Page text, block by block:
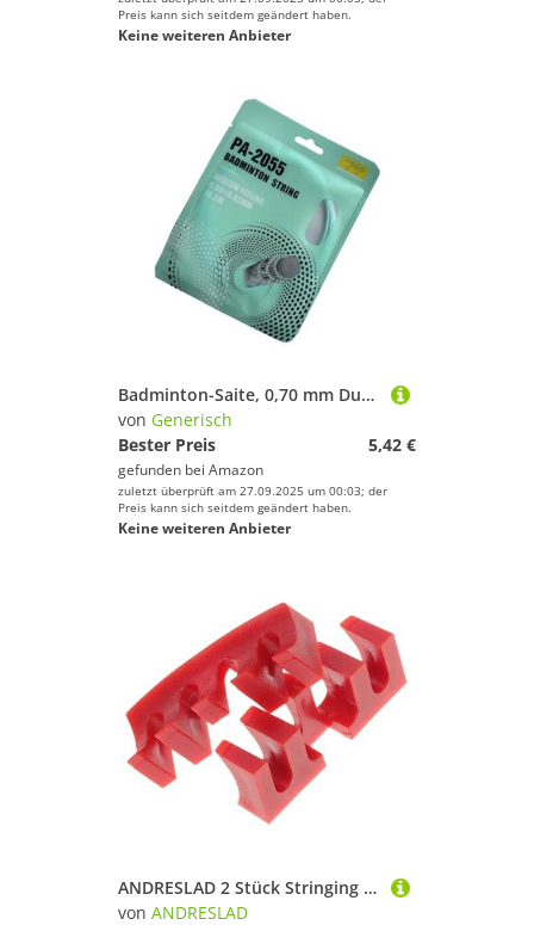
Preis kann sich seitdem geändert haben.
Keine weiteren Anbieter
Badminton-Saite, 0,70 mm Durchmesser, Multifilament-Tennisschlägerschnur, 10 m hohe Spannung, Badminton-Faden, Draht-Ersatz, Trainingsschlägersaite für Badminton
von Generisch
Bester Preis
5,42 €
gefunden bei Amazon
zuletzt überprüft am 27.09.2025 um 00:03; der
Preis kann sich seitdem geändert haben.
Keine weiteren Anbieter
ANDRESLAD 2 Stück Stringing Load Spreader Badminton Racket Druckreduzierwerkzeug Langlebig Schützt Saite vor Beschädigung Kompakt Einfache Handhabung Geeignet für Bespannung und
von ANDRESLAD